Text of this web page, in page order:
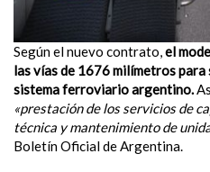
Según el nuevo contrato,el
las vías de 1676 milímetros
sistema ferroviario argentino.
«prestación de los servicios de
técnica y mantenimiento de
Boletín Oficial de Argentina.